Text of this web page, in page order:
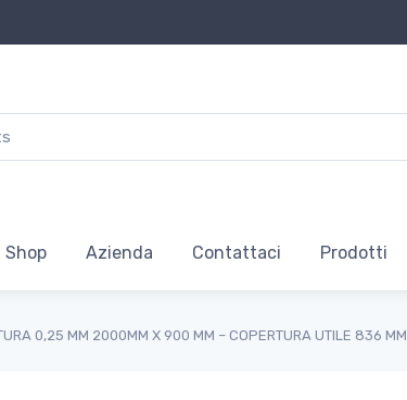
Shop Azienda Contattaci Prodotti
0,25 MM 2000MM X 900 MM – COPERTURA UTILE 836 MM